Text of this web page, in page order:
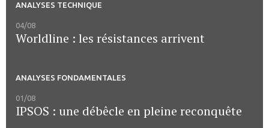
ANALYSES TECHNIQUE
04/08
Worldline : les résistances arrivent
ANALYSES FONDAMENTALES
01/08
IPSOS : une débêcle en pleine reconquête